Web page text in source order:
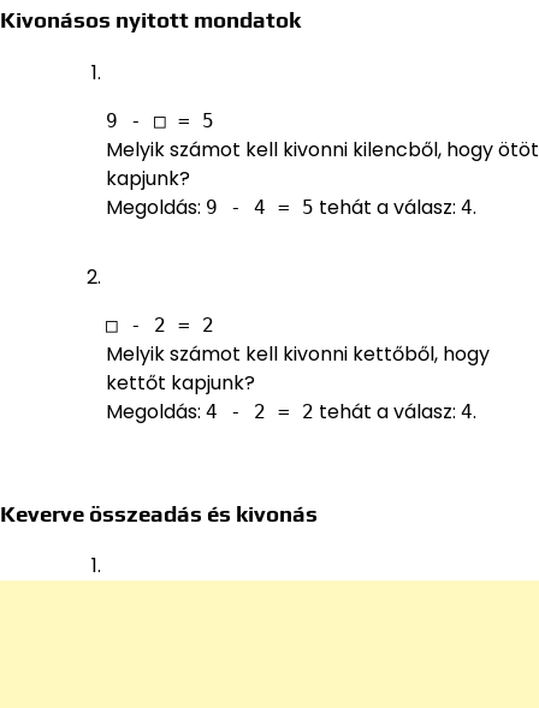
Kivonásos nyitott mondatok
9 - □ = 5
Melyik számot kell kivonni kilencből, hogy ötöt
kapjunk?
Megoldás: 9 - 4 = 5 tehát a válasz: 4.
□ - 2 = 2
Melyik számot kell kivonni kettőből, hogy
kettőt kapjunk?
Megoldás: 4 - 2 = 2 tehát a válasz: 4.
Keverve összeadás és kivonás